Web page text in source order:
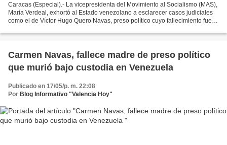
Caracas (Especial).- La vicepresidenta del Movimiento al Socialismo (MAS),
María Verdeal, exhortó al Estado venezolano a esclarecer casos judiciales
como el de Víctor Hugo Quero Navas, preso político cuyo fallecimiento fue
Carmen Navas, fallece madre de preso político
que murió bajo custodia en Venezuela
Publicado en 17/05/p. m. 22:08
Por Blog Informativo "Valencia Hoy"